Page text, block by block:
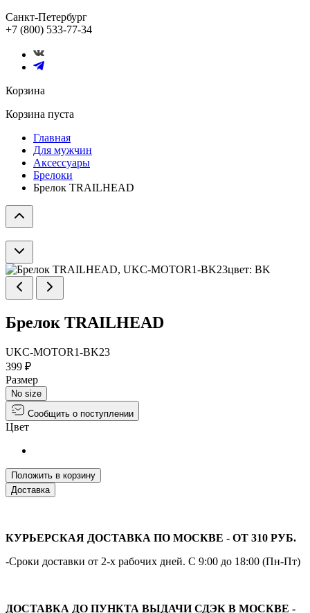
Санкт-Петербург
+7 (800) 533-77-34
Корзина
Корзина пуста
Главная
Для мужчин
Аксессуары
Брелоки
Брелок TRAILHEAD
Брелок TRAILHEAD
UKC-MOTOR1-BK23
399 ₽
Размер
No size
Сообщить о поступлении
Цвет
Положить в корзину
Доставка
КУРЬЕРСКАЯ ДОСТАВКА ПО МОСКВЕ - ОТ 310 РУБ.
-Сроки доставки от 2-х рабочих дней. С 9:00 до 18:00 (Пн-Пт)
ДОСТАВКА ДО ПУНКТА ВЫДАЧИ СДЭК В МОСКВЕ -